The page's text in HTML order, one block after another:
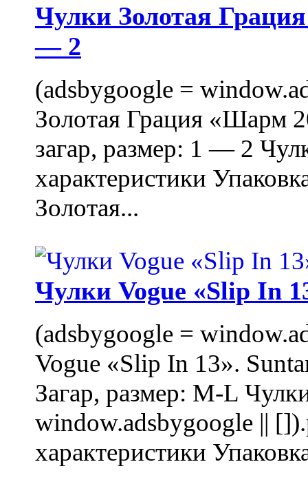
Чулки Золотая
— 2
(adsbygoogle =
Золотая Грация «Шарм
загар, размер: 1 — 2
характеристики
Золотая...
Чулки Vogue «Slip In
(adsbygoogle =
Vogue «Slip In 13».
Загар, размер: M-L
window.adsbygoogle ||
характеристики